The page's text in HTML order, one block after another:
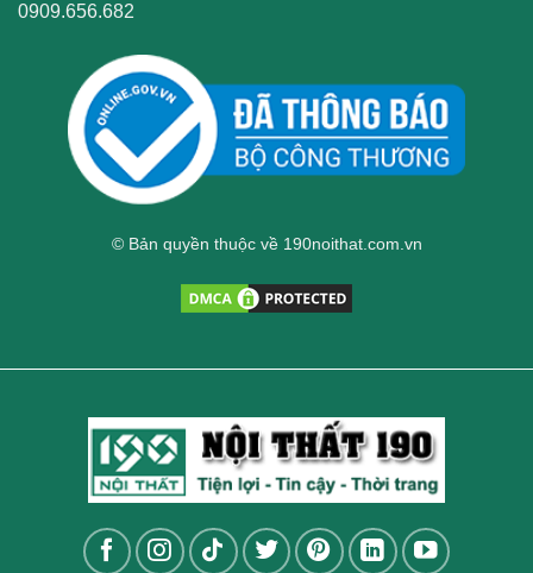
0909.656.682
© Bản quyền thuộc về 190noithat.com.vn